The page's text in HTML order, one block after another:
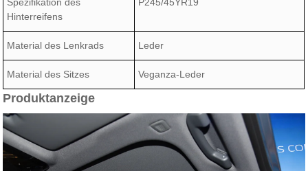
Hinterreifens
Material des Lenkrads Leder
Material des Sitzes Veganza-Leder
Produktanzeige